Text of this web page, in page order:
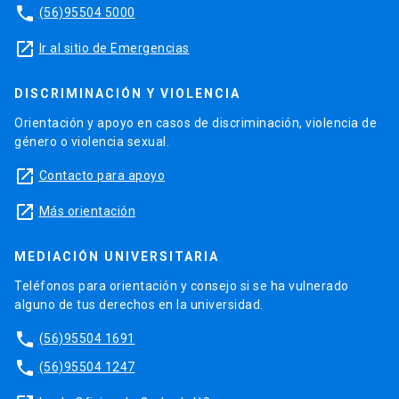
phone (56)95504 5000
launch Ir al sitio de Emergencias
DISCRIMINACIÓN Y VIOLENCIA
Orientación y apoyo en casos de discriminación, violencia de
género o violencia sexual.
launch Contacto para apoyo
launch Más orientación
MEDIACIÓN UNIVERSITARIA
Teléfonos para orientación y consejo si se ha vulnerado
alguno de tus derechos en la universidad.
phone (56)95504 1691
phone (56)95504 1247